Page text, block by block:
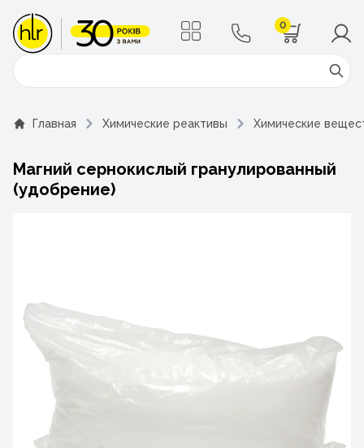
0
Поиск
Главная Химические реактивы Химические
Магний сернокислый гранулированный
(удобрение)